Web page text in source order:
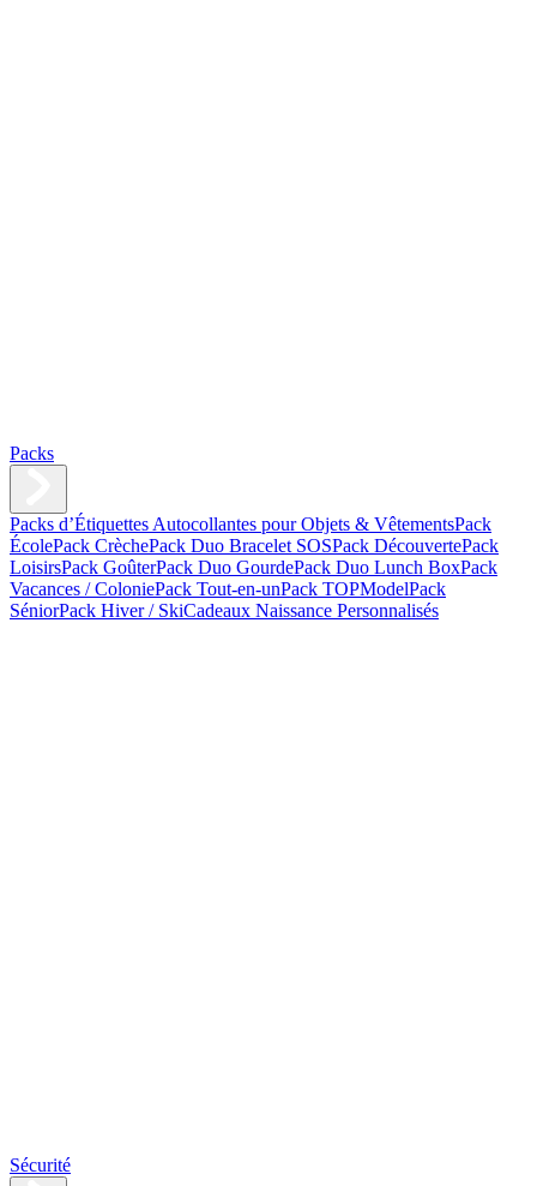
Packs
Packs d’Étiquettes Autocollantes pour Objets & VêtementsPack
ÉcolePack CrèchePack Duo Bracelet SOSPack DécouvertePack
LoisirsPack GoûterPack Duo GourdePack Duo Lunch BoxPack
Vacances / ColoniePack Tout-en-unPack TOPModelPack
SéniorPack Hiver / SkiCadeaux Naissance Personnalisés
Sécurité